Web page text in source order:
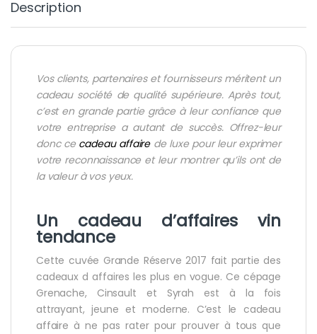
Description
Vos clients, partenaires et fournisseurs méritent un
cadeau société de qualité supérieure. Après tout,
c’est en grande partie grâce à leur confiance que
votre entreprise a autant de succès. Offrez-leur
donc ce cadeau affairede luxe pour leur exprimer
votre reconnaissance et leur montrer qu’ils ont de
la valeur à vos yeux.
Un cadeau d’affaires vin
tendance
Cette cuvée Grande Réserve 2017 fait partie des
cadeaux d affaires les plus en vogue. Ce cépage
Grenache, Cinsault et Syrah est à la fois
attrayant, jeune et moderne. C’est le cadeau
affaire à ne pas rater pour prouver à tous que